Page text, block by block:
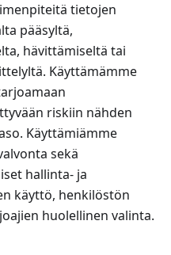
tietojen
pääsyltä,
hävittämiseltä tai
Käyttämämme
riskiin nähden
Käyttämiämme
sekä
hallinta- ja
käyttö, henkilöstön
huolellinen valinta.